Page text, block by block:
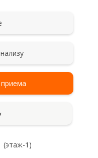
(этаж-1)